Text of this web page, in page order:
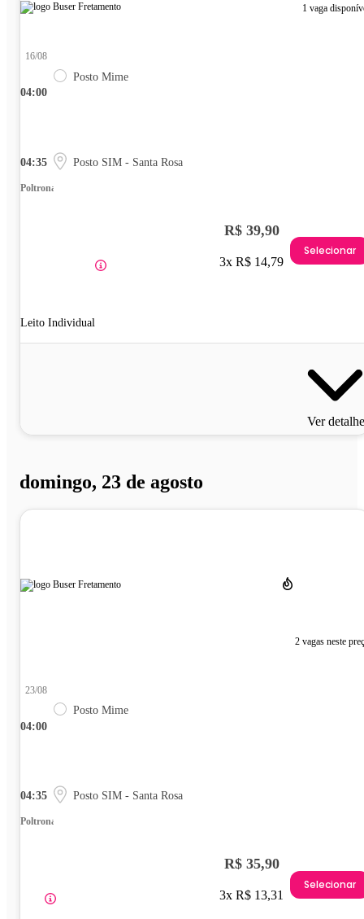
1 vaga
04:00
16/08
Posto Mime
04:35 Posto SIM - Santa Rosa
Poltrona
Leito Individual
R$ 39,90
3x R$ 14,79
Selecionar
Ver
domingo, 23 de agosto
2 vagas neste
04:00
23/08
Posto Mime
04:35 Posto SIM - Santa Rosa
Poltrona
R$ 35,90
3x R$ 13,31
Selecionar